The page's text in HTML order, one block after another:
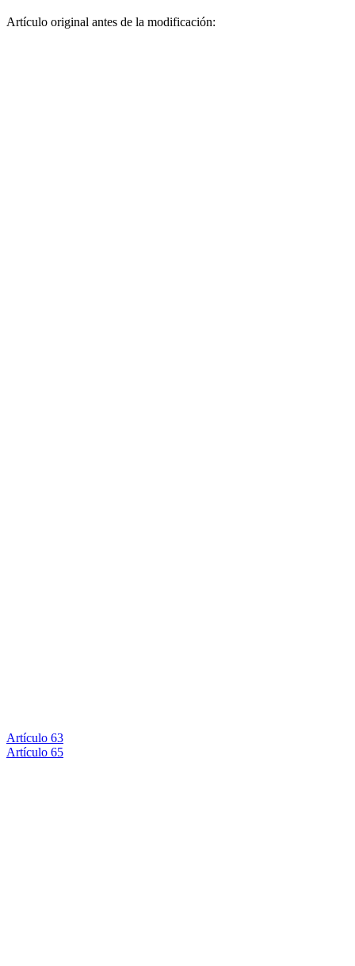
Artículo original antes de la modificación:
Artículo 63
Artículo 65